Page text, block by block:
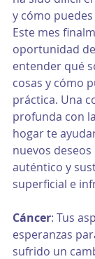
y cómo
Este mes
oportunidad
entender qué
cosas y cómo
práctica. Una
profunda con
hogar te
nuevos
auténtico y
superficial e
Cáncer: Tus
esperanzas
sufrido un